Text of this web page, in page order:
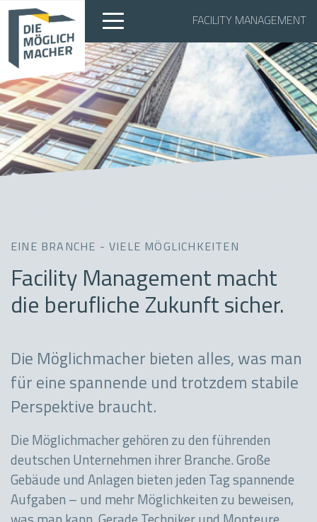
FACILITY MANAGEMENT
EINE BRANCHE - VIELE MÖGLICHKEITEN
Facility Management macht
die berufliche Zukunft sicher.
Die Möglichmacher bieten alles, was man
für eine spannende und trotzdem stabile
Perspektive braucht.
Die Möglichmacher gehören zu den führenden
deutschen Unternehmen ihrer Branche. Große
Gebäude und Anlagen bieten jeden Tag spannende
Aufgaben – und mehr Möglichkeiten zu beweisen,